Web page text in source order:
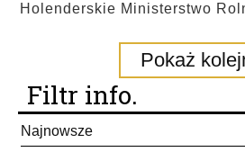
Holenderskie Ministerstwo
Pokaż
Filtr info.
Najnowsze